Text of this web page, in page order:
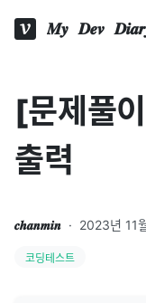
𝑴𝒚 𝑫𝒆𝒗
[문제풀
출력
𝒄𝒉𝒂𝒏𝒎𝒊𝒏 · 2023년 11
코딩테스트